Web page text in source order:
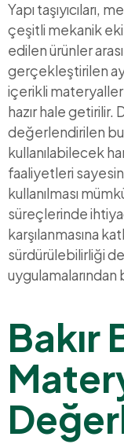
Yapı
çeşitli mekanik
edilen ürünler
gerçekleştirilen
içerikli materyaller
hazır hale
değerlendirilen
kullanılabilecek
faaliyetleri
kullanılması
süreçlerinde
karşılanmasına
sürdürülebilirliği
uygulamalarından
Bakır